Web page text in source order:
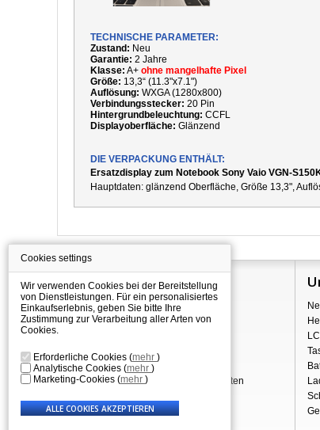
TECHNISCHE PARAMETER:
Zustand: Neu
Garantie: 2 Jahre
Klasse: A+ ohne mangelhafte Pixel
Größe: 13,3“ (11.3"x7.1")
Auflösung: WXGA (1280x800)
Verbindungsstecker: 20 Pin
Hintergrundbeleuchtung: CCFL
Displayoberfläche: Glänzend
DIE VERPACKUNG ENTHÄLT:
Ersatzdisplay zum Notebook Sony Vaio VGN-
Hauptdaten: g länzend Oberfläche, Größe 13,3",
Information
Über Shopping
Versand
Reklamation & Widerrufsrecht
Geschäftsbedingungen
Verarbeitung personenbezogener Daten
Cookies settings
Wir verwenden Cookies bei der Bereitstellung
von Dienstleistungen. Für ein personalisiertes
Einkaufserlebnis, geben Sie bitte Ihre
Zustimmung zur Verarbeitung aller Arten von
Cookies.
Erforderliche Cookies (mehr )
Analytische Cookies (mehr )
Marketing-Cookies (mehr )